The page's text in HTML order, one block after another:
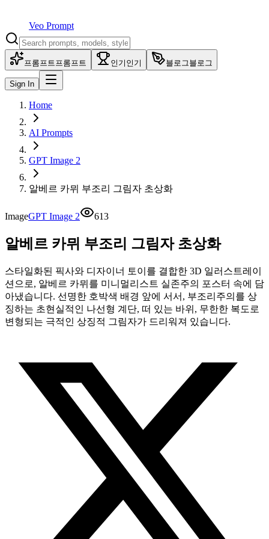
Veo Prompt
프롬프트프롬프트 인기 인기 블로그블로그
Sign In
Home
AI Prompts
GPT Image 2
알베르 카뮈 부조리 그림자 초상화
ImageGPT Image 2 613
알베르 카뮈 부조리 그림자 초상화
스타일화된 픽사와 디자이너 토이를 결합한 3D 일러스트레이
션으로, 알베르 카뮈를 미니멀리스트 실존주의 포스터 속에 담
아냈습니다. 선명한 호박색 배경 앞에 서서, 부조리주의를 상
징하는 초현실적인 나선형 계단, 떠 있는 바위, 무한한 복도로
변형되는 극적인 상징적 그림자가 드리워져 있습니다.